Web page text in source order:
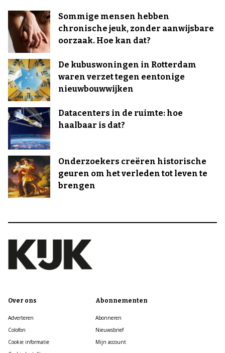
Sommige mensen hebben
chronische jeuk, zonder aanwijsbare
oorzaak. Hoe kan dat?
De kubuswoningen in Rotterdam
waren verzet tegen eentonige
nieuwbouwwijken
Datacenters in de ruimte: hoe
haalbaar is dat?
Onderzoekers creëren historische
geuren om het verleden tot leven te
brengen
Over ons
Adverteren
Colofon
Cookie informatie
Abonnementen
Abonneren
Nieuwsbrief
Mijn account